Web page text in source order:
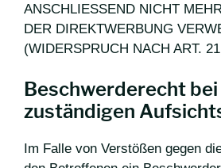
ANSCHLIESSEND NICHT
DER DIREKTWERBUNG
(WIDERSPRUCH NACH ART.
Beschwerderecht
zuständigen
Im Falle von Verstößen gegen